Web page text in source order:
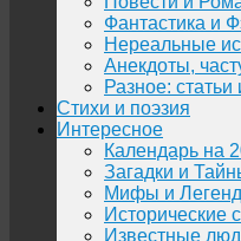
Фантастика и
Нереальные
Анекдоты,
Разное: статьи
Стихи и поэзия
Интересное
Календарь на
Загадки и
Мифы и
Исторические
Известные